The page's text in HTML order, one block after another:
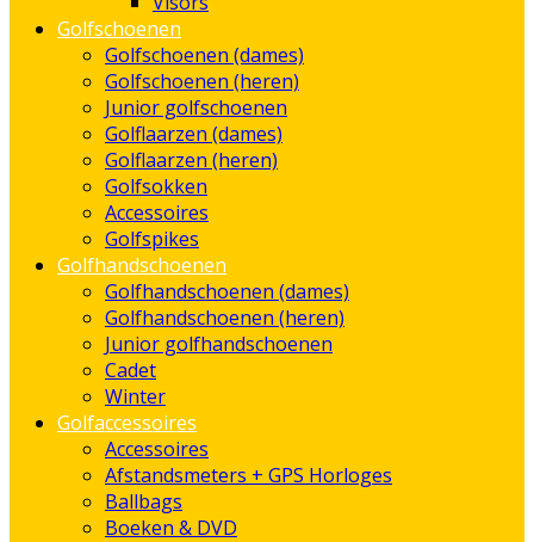
Golfschoenen
Golfschoenen (dames)
Golfschoenen (heren)
Junior golfschoenen
Golflaarzen (dames)
Golflaarzen (heren)
Golfsokken
Accessoires
Golfspikes
Golfhandschoenen
Golfhandschoenen (dames)
Golfhandschoenen (heren)
Junior golfhandschoenen
Cadet
Winter
Golfaccessoires
Accessoires
Afstandsmeters + GPS Horloges
Ballbags
Boeken & DVD